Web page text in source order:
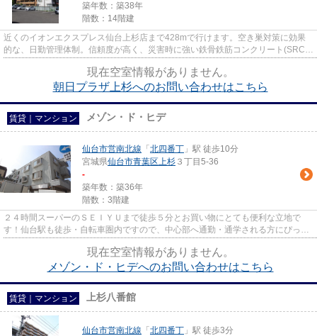
築年数：築38年
階数：14階建
近くのイオンエクスプレス仙台上杉店まで428mで行けます。空き巣対策に効果
的な、日勤管理体制。信頼度が高く、災害時に強い鉄骨鉄筋コンクリート(SRC)
現在空室情報がありません。
朝日プラザ上杉へのお問い合わせはこちら
賃貸｜マンション メゾン・ド・ヒデ
仙台市営南北線 「 北四番丁 」駅 徒歩10分
宮城県仙台市青葉区上杉 ３丁目5-36
-
築年数：築36年
階数：3階建
２４時間スーパーのＳＥＩＹＵまで徒歩５分とお買い物にとても便利な立地で
す！仙台駅も徒歩・自転車圏内ですので、中心部へ通勤・通学される方にぴった
現在空室情報がありません。
メゾン・ド・ヒデへのお問い合わせはこちら
賃貸｜マンション 上杉八番館
仙台市営南北線 「 北四番丁 」駅 徒歩3分